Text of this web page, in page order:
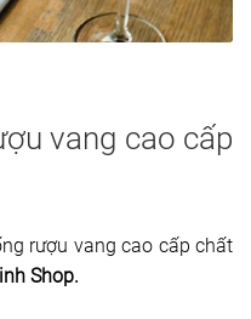
vang cao cấp
rượu vang cao cấp chất
Shop.